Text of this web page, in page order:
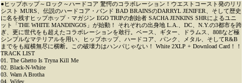
●ヒップホップ～ロック～ハードコア 驚愕のコラボレーション！ウエストコースト発のリリ
シスト MURS、伝説のハードコア・バンド BAD BRAINSのDARRYL JENIFER、そして歴史
に名を残すヒップホップ・マガジン EGO TRIPの創始者 SACHA JENKINS SHRによるユニ
ット「THE WHITE MANDINGOS」が始動！ それぞれの出身地 L.A.、DC、N.Y.の3都市を跨
ぎ、更に世代をも超えたコラボレーションを敢行。ベース、ギター、ドラムス、808など極
シンプルなマテリアルを用い、ヒップホップ、ハードコア、パンク、メタル、そしてR&B
までをも縦横無尽に横断。この破壊力はハンパじゃない！ White 2XLP + Download Card！！
TRACK LIST
01. The Ghetto Is Tryna Kill Me
02. Black-N-White
03. Warn A Brotha
04. Wifey